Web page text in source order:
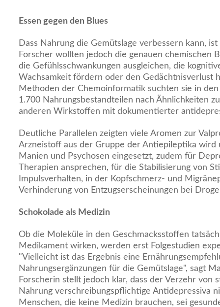
Essen gegen den Blues
Dass Nahrung die Gemütslage verbessern kann,
Forscher wollten jedoch die genauen chemischen
die Gefühlsschwankungen ausgleichen, die
Wachsamkeit fördern oder den Gedächtnisverlust
Methoden der Chemoinformatik suchten sie in
1.700 Nahrungsbestandteilen nach Ähnlichkeiten
anderen Wirkstoffen mit dokumentierter
Deutliche Parallelen zeigten viele Aromen zur
Arzneistoff aus der Gruppe der Antiepileptika wird
Manien und Psychosen eingesetzt, zudem für
Therapien ansprechen, für die Stabilisierung von
Impulsverhalten, in der Kopfschmerz- und
Verhinderung von Entzugserscheinungen bei
Schokolade als Medizin
Ob die Moleküle in den Geschmacksstoffen
Medikament wirken, werden erst Folgestudien
"Vielleicht ist das Ergebnis eine
Nahrungsergänzungen für die Gemütslage", sagt
Forscherin stellt jedoch klar, dass der Verzehr von
Nahrung verschreibungspflichtige Antidepressiva
Menschen, die keine Medizin brauchen, sei